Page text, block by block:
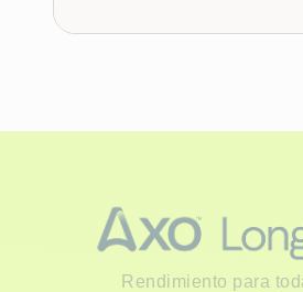
Rendimiento para